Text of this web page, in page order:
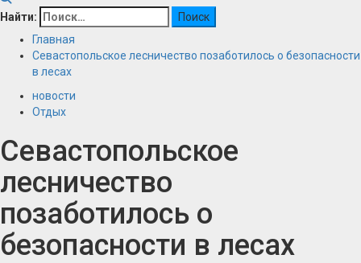
Найти:
Главная
Севастопольское лесничество позаботилось о безопасности
в лесах
новости
Отдых
Севастопольское
лесничество
позаботилось о
безопасности в лесах